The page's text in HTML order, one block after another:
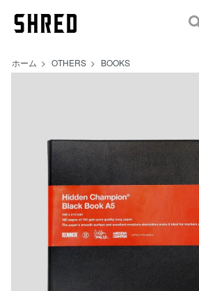
ホーム > OTHERS > BOOKS